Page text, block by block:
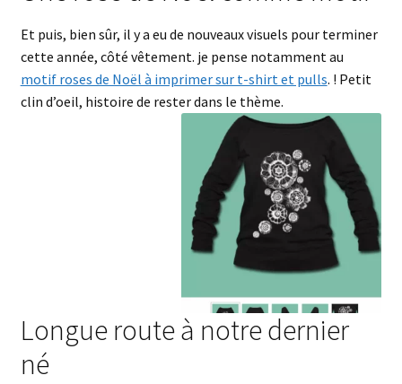
Et puis, bien sûr, il y a eu de nouveaux visuels pour terminer
cette année, côté vêtement. je pense notamment au
motif roses de Noël à imprimer sur t-shirt et pulls. ! Petit
clin d’oeil, histoire de rester dans le thème.
Longue route à notre dernier
né